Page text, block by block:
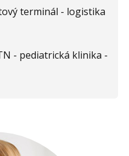
terminál - logistika
- pediatrická klinika -